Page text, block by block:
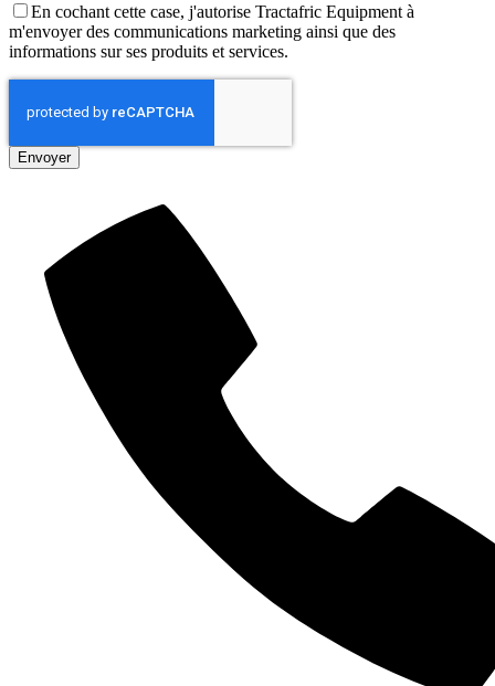
En cochant cette case, j'autorise Tractafric Equipment à
m'envoyer des communications marketing ainsi que des
informations sur ses produits et services.